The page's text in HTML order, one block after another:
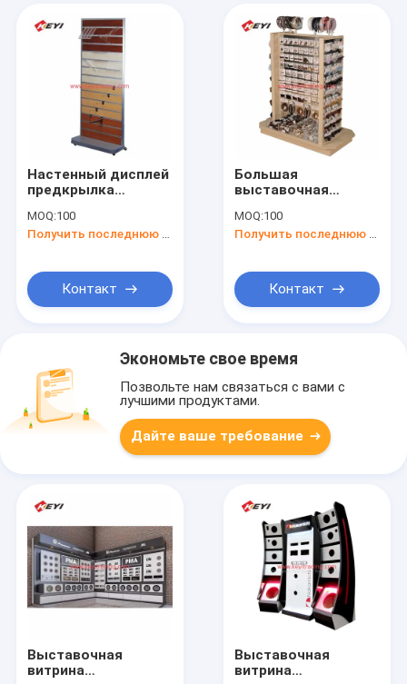
Настенный дисплей
предкрылка
стеллажа для
выставки товаров
крюками
MOQ:100
Контакт
Большая
выставочная
аксессуаров волос
пола стойки Пос
MOQ:100
Контакт
Экономьте свое время
Позвольте нам связаться с вами с
лучшими продуктами.
Дайте ваше требование
Выставочная
витрина
Выставочная
витрина